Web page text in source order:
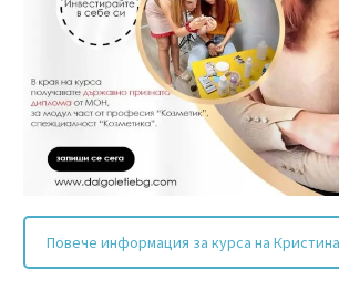
Повече информация за курса на